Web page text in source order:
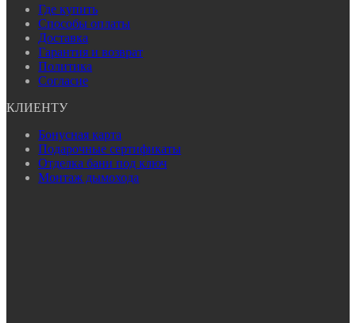
Где купить
Способы оплаты
Доставка
Гарантия и возврат
Политика
Согласие
КЛИЕНТУ
Бонусная карта
Подарочные сертификаты
Отделка бани под ключ
Монтаж дымохода